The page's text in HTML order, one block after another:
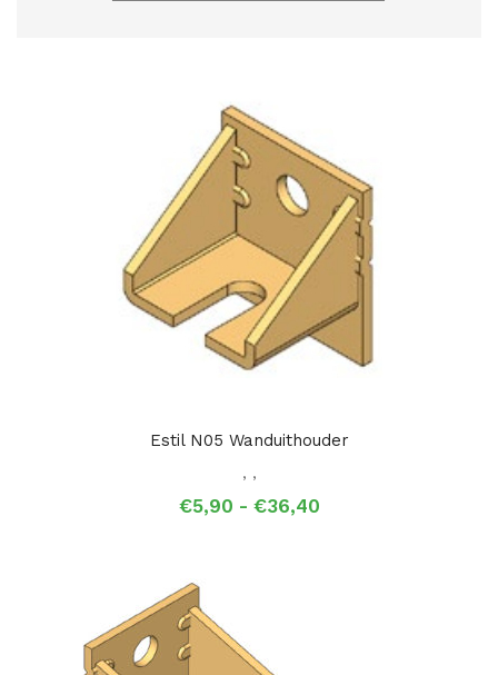
Estil N05 Wanduithouder
, ,
€5,90 - €36,40Prijsklasse: